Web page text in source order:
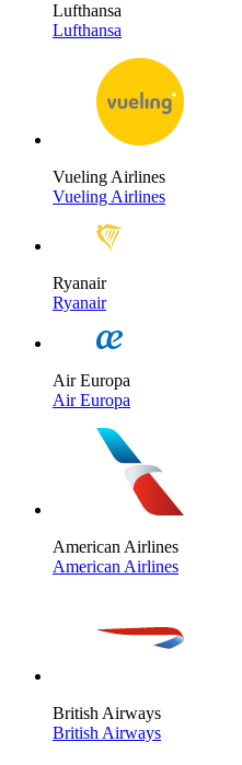
Lufthansa
Lufthansa
Vueling Airlines
Vueling Airlines
Ryanair
Ryanair
Air Europa
Air Europa
American Airlines
American Airlines
British Airways
British Airways